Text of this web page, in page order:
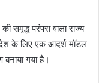
समृद्ध परंपरा वाला राज्य
देश के लिए एक आदर्श मॉडल
गया है।